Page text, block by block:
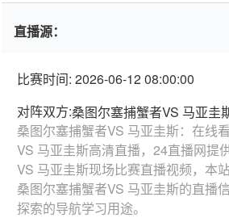
直播源：
比赛时间: 2026-06-12 08:00:00
对阵双方:桑图尔塞捕蟹者VS 马亚圭
桑图尔塞捕蟹者VS 马亚圭斯：在线
VS 马亚圭斯高清直播，24直播网提
VS 马亚圭斯现场比赛直播视频，本
桑图尔塞捕蟹者VS 马亚圭斯的直播
探索的导航学习用途。